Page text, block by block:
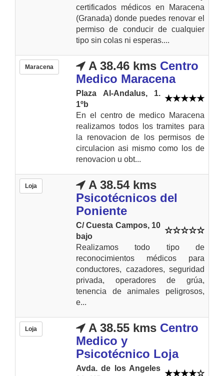
certificados médicos en Maracena
(Granada) donde puedes renovar el
permiso de conducir de cualquier
tipo sin colas ni esperas....
Maracena A 38.46 kms Centro
Medico Maracena
Plaza Al-Andalus, 1.
1ºb
En el centro de medico Maracena
realizamos todos los tramites para
la renovacion de los permisos de
circulacion asi mismo como los de
renovacion u obt...
Loja
A 38.54 kms
Psicotécnicos del
Poniente
C/ Cuesta Campos, 10
bajo
Realizamos todo tipo de
reconocimientos médicos para
conductores, cazadores, seguridad
privada, operadores de grúa,
tenencia de animales peligrosos,
e...
Loja A 38.55 kms Centro
Medico y
Psicotécnico Loja
Avda. de los Angeles